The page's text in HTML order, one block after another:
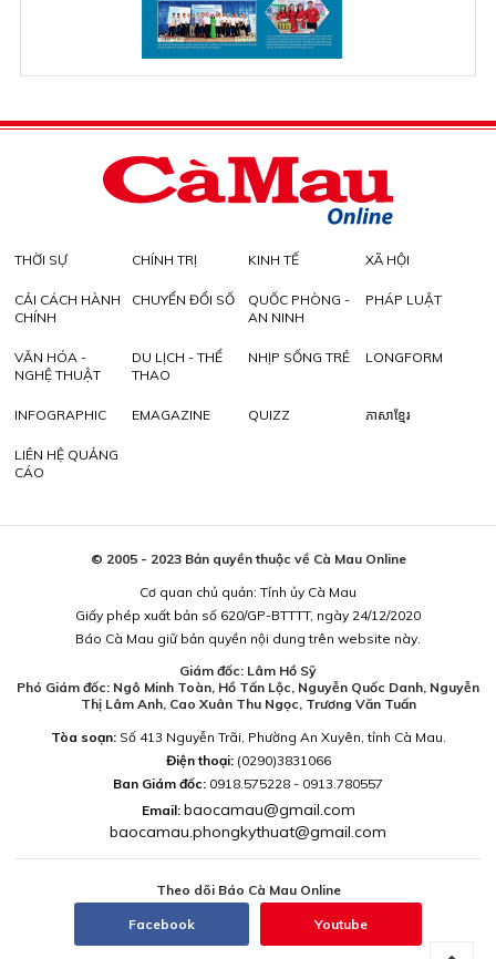
THỜI SỰ CHÍNH TRỊ KINH TẾ XÃ HỘI
CẢI CÁCH HÀNH
CHÍNH
CHUYỂN ĐỔI SỐ
QUỐC PHÒNG -
AN NINH
PHÁP LUẬT
VĂN HÓA -
NGHỆ THUẬT
DU LỊCH - THỂ
THAO
NHỊP SỐNG TRẺ LONGFORM
INFOGRAPHIC EMAGAZINE QUIZZ ភាសាខ្មែរ
LIÊN HỆ QUẢNG
CÁO
© 2005 - 2023 Bản quyền thuộc về Cà Mau Online
Cơ quan chủ quản: Tỉnh ủy Cà Mau
Giấy phép xuất bản số 620/GP-BTTTT, ngày 24/12/2020
Báo Cà Mau giữ bản quyền nội dung trên website này.
Giám đốc: Lâm Hồ Sỹ
Phó Giám đốc: Ngô Minh Toàn, Hồ Tấn Lộc, Nguyễn Quốc Danh, Nguyễn
Thị Lâm Anh, Cao Xuân Thu Ngọc, Trương Văn Tuấn
Tòa soạn:Số 413 Nguyễn Trãi, Phường An Xuyên, tỉnh Cà Mau.
Điện thoại: (0290)3831066
Ban Giám đốc: 0918.575228 - 0913.780557
Email: baocamau@gmail.com
baocamau.phongkythuat@gmail.com
Theo dõi Báo Cà Mau Online
Facebook Youtube